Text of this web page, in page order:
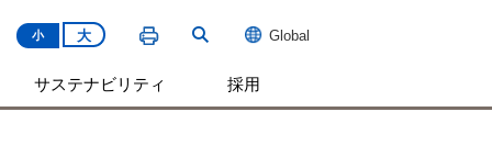
小 大 Global
サステナビリティ 採用